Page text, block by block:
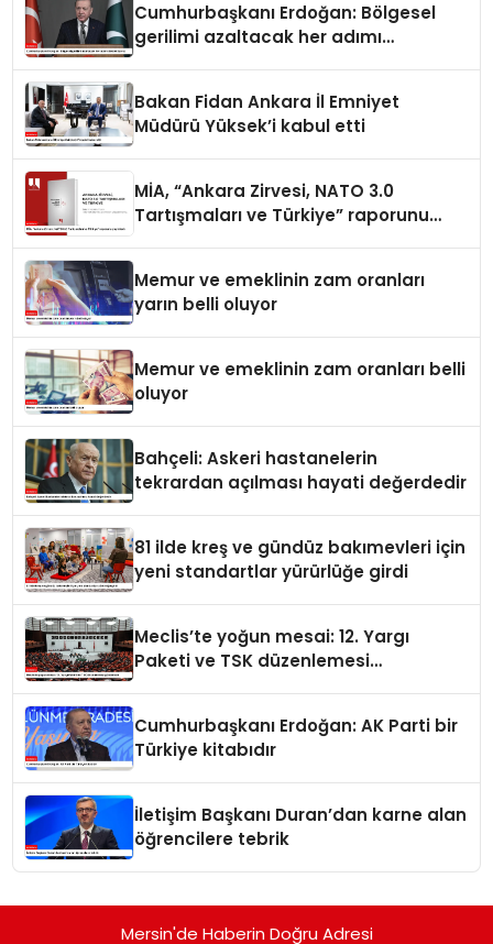
Cumhurbaşkanı Erdoğan: Bölgesel
gerilimi azaltacak her adımı
Bakan Fidan Ankara İl Emniyet
Müdürü Yüksek’i kabul etti
MİA, “Ankara Zirvesi, NATO 3.0
Tartışmaları ve Türkiye” raporunu
Memur ve emeklinin zam oranları
yarın belli oluyor
Memur ve emeklinin zam oranları belli
oluyor
Bahçeli: Askeri hastanelerin
tekrardan açılması hayati değerdedir
81 ilde kreş ve gündüz bakımevleri için
yeni standartlar yürürlüğe girdi
Meclis’te yoğun mesai: 12. Yargı
Paketi ve TSK düzenlemesi
Cumhurbaşkanı Erdoğan: AK Parti bir
Türkiye kitabıdır
İletişim Başkanı Duran’dan karne alan
öğrencilere tebrik
Mersin'de Haberin Doğru Adresi